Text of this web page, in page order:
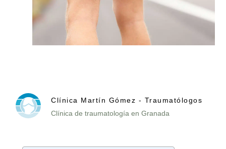
Clínica Martín Gómez - Traumatólogos
Clínica de traumatología en Granada